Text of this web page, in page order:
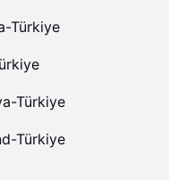
Türkiye
Türkiye
Türkiye